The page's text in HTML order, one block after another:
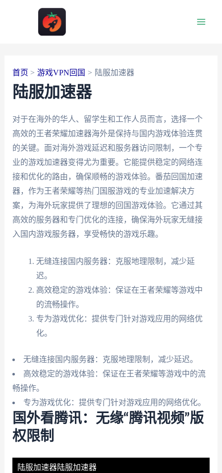
首页 游戏VPN回国 陆服加速器
陆服加速器
对于在海外的华人、留学生和工作人员而言，选择一个
高效的王者荣耀加速器海外是保持与国内游戏体验连贯
的关键。面对海外游戏延迟和服务器访问限制，一个专
业的游戏加速器变得尤为重要。它能提供稳定的网络连
接和优化的路由，确保顺畅的游戏体验。番茄回国加速
器，作为王者荣耀等热门国服游戏的专业加速解决方
案，为海外玩家提供了理想的回国游戏体验。它通过其
高效的服务器和专门优化的连接，确保海外玩家无缝接
入国内游戏服务器，享受畅快的游戏乐趣。
无缝连接国内服务器：克服地理限制，减少延
迟。
高效稳定的游戏体验：保证在王者荣耀等游戏中
的流畅操作。
专为游戏优化：提供专门针对游戏应用的网络优
化。
无缝连接国内服务器：克服地理限制，减少延迟。
高效稳定的游戏体验：保证在王者荣耀等游戏中的流
畅操作。
专为游戏优化：提供专门针对游戏应用的网络优化。
国外看腾讯：无缘“腾讯视频”版
权限制
陆服加速器陆服加速器